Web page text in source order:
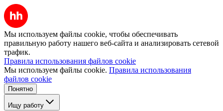
Мы используем файлы cookie, чтобы обеспечивать
правильную работу нашего веб-сайта и анализировать сетевой
трафик.
Правила использования файлов cookie
Мы используем файлы cookie. Правила использования
файлов cookie
Понятно
Ищу работу